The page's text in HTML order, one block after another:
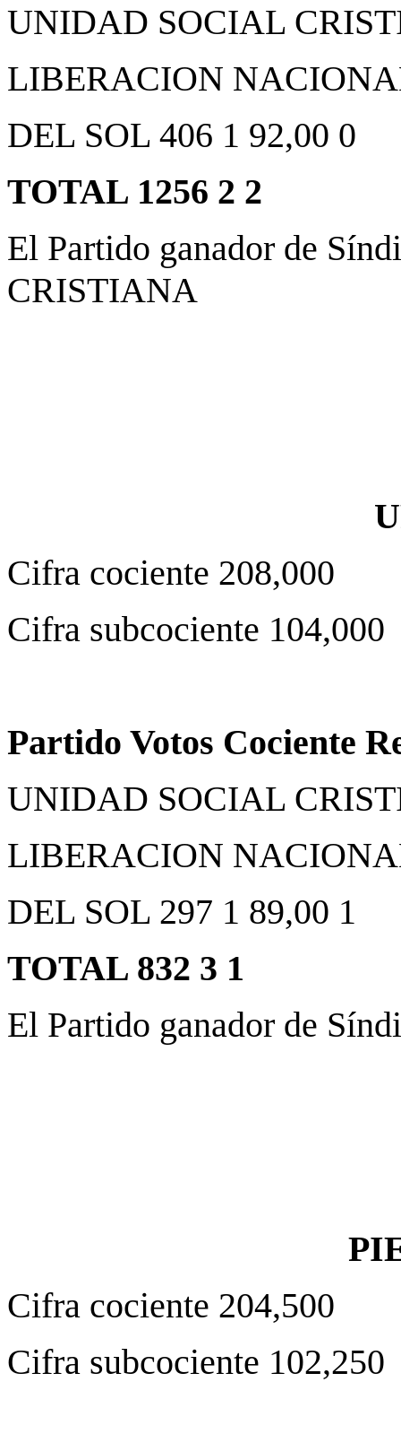
UNIDAD SOCIAL
LIBERACION
DEL SOL 406 1 92,00 0
TOTAL 1256 2 2
El Partido ganador de
CRISTIANA
Cifra cociente 208,000
Cifra subcociente 104,000
Partido Votos Cociente
UNIDAD SOCIAL
LIBERACION
DEL SOL 297 1 89,00 1
TOTAL 832 3 1
El Partido ganador de
Cifra cociente 204,500
Cifra subcociente 102,250